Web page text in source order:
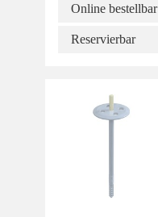
Online bestellbar
Reservierbar